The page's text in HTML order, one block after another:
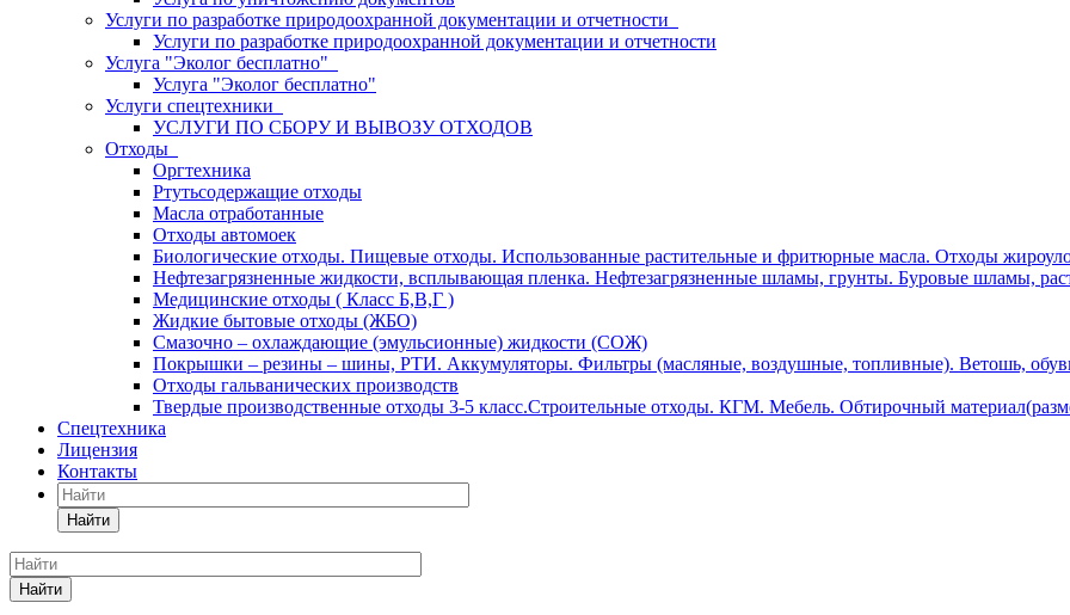
Услуги по разработке природоохранной документации и отчетности
Услуги по разработке природоохранной документации и отчетности
Услуга "Эколог бесплатно"
Услуга "Эколог бесплатно"
Услуги спецтехники
УСЛУГИ ПО СБОРУ И ВЫВОЗУ ОТХОДОВ
Отходы
Оргтехника
Ртутьсодержащие отходы
Масла отработанные
Отходы автомоек
Биологические отходы. Пищевые отходы. Использованные растительные и фритюрные масла. Отходы
Нефтезагрязненные жидкости, всплывающая пленка. Нефтезагрязненные шламы, грунты. Буровые шламы,
Медицинские отходы ( Класс Б,В,Г )
Жидкие бытовые отходы (ЖБО)
Смазочно – охлаждающие (эмульсионные) жидкости (СОЖ)
Покрышки – резины – шины, РТИ. Аккумуляторы. Фильтры (масляные, воздушные, топливные). Ветошь,
Отходы гальванических производств
Твердые производственные отходы 3-5 класс.Строительные отходы. КГМ. Мебель. Обтирочный
Спецтехника
Лицензия
Контакты
Найти
Найти